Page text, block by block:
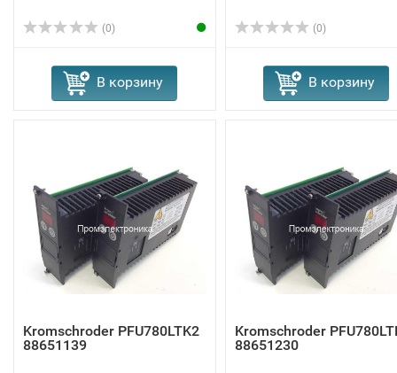
(0)
В корзину
(0)
В корзину
Kromschroder PFU780LTK2
88651139
Kromschroder
88651230